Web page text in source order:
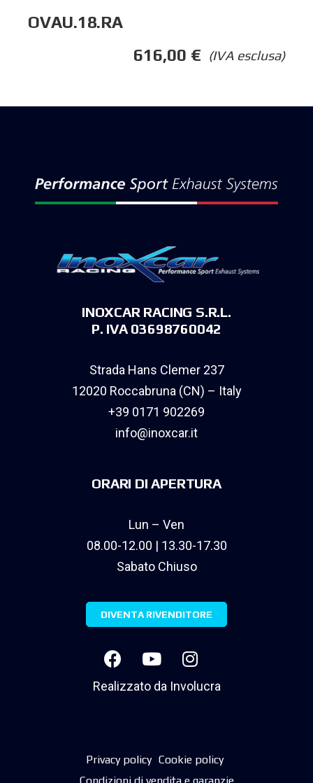
OVAU.18.RA
(IVA esclusa)
616,00 €
INOXCAR RACING S.R.L.
P. IVA 03698760042
Strada Hans Clemer 237
12020 Roccabruna (CN) – Italy
+39 0171 902269
info@inoxcar.it
ORARI DI APERTURA
Lun – Ven
08.00-12.00 | 13.30-17.30
Sabato Chiuso
DIVENTA RIVENDITORE
Realizzato da Involucra
Privacy policy Cookie policy